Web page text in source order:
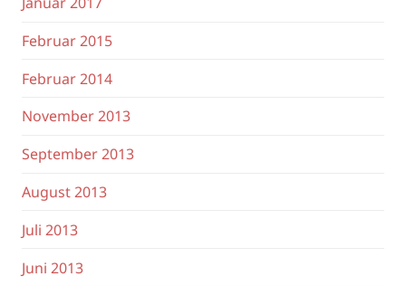
Februar 2015
Februar 2014
November 2013
September 2013
August 2013
Juli 2013
Juni 2013